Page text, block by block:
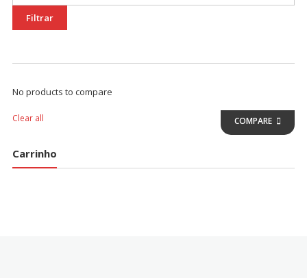
máximo
Filtrar
No products to compare
Clear all COMPARE
Carrinho